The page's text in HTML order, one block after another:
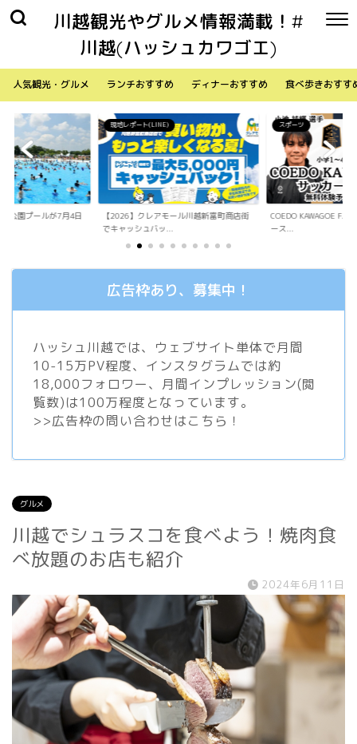
川越観光やグルメ情報満載！#
川越(ハッシュカワゴエ)
人気観光・グルメ ランチおすすめ ディナーおすすめ 食べ歩きおすす
ル川越新富町商店街
スポーツ
COEDO KAWAGOE F.Cが小学生向けサッカ
ース...
生活
「Sky Walker 7058」
内ア...
広告枠あり、募集中！
ハッシュ川越では、ウェブサイト単体で月間
10-15万PV程度、 インスタグラムでは約
18,000フォロワー、月間インプレッション(閲
覧数)は100万程度となっています。
>>広告枠の問い合わせはこちら！
グルメ
川越でシュラスコを食べよう！焼肉食
べ放題のお店も紹介
2024年6月11日